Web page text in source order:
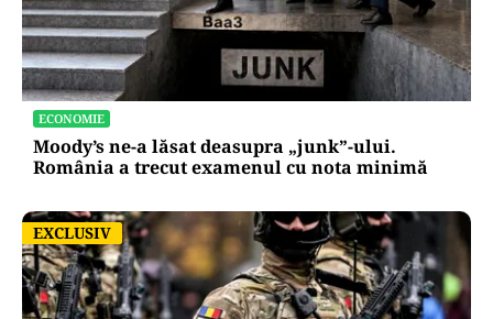
ECONOMIE
Moody’s ne-a lăsat deasupra „junk”-ului.
România a trecut examenul cu nota minimă
EXCLUSIV
EXCLUSIV